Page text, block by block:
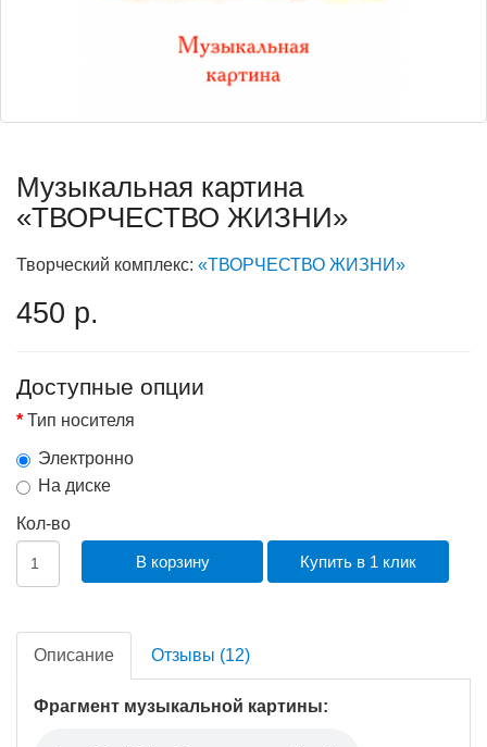
Описание Отзывы (12)
Фрагмент музыкальной картины:
Музыкальная картина
«ТВОРЧЕСТВО ЖИЗНИ»
Творческий комплекс: «ТВОРЧЕСТВО ЖИЗНИ»
450 р.
Доступные опции
Тип носителя
Электронно
На диске
Кол-во
В корзину Купить в 1 клик